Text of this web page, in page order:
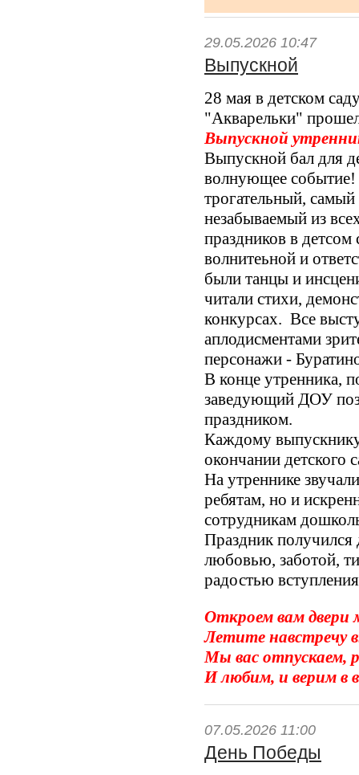
29.05.2026 10:47
Выпускной
28 мая в детском
"Акварельки"
Выпускной
Выпускной бал для
волнующее
трогательный, самый
незабываемый из
праздников в
волнитеьной и
были танцы и
читали стихи,
конкурсах. Все
аплодисментами
персонажи -
В конце утренника,
заведующий ДОУ
праздником.
Каждому
окончании детского
На утреннике
ребятам, но и
сотрудникам
Праздник
любовью, заботой,
радостью
Откроем вам двери
Летите навстречу
Мы вас отпускаем,
И любим, и верим в
07.05.2026 11:00
День Победы